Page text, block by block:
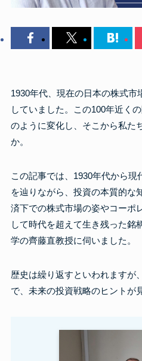
1930年代、現在の日本の株式市
していました。この100年近く
のように変化し、そこから私た
か。
この記事では、1930年代から
を辿りながら、投資の本質的な
済下での株式市場の姿やコーポ
して時代を超えて生き残った銘
学の齊藤直教授に伺いました。
歴史は繰り返すといわれますが
で、未来の投資戦略のヒントが